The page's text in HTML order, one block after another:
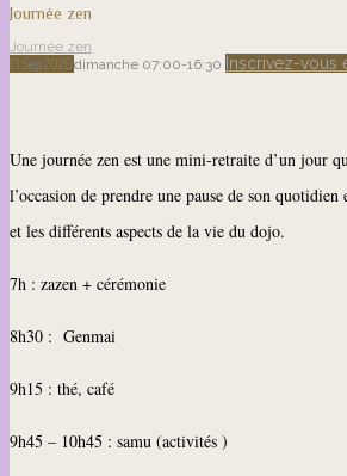
Journée zen
Journée zen
13 Sep2026dimanche 07:00-16:30 Inscrivez-vous
Une journée zen est une mini-retraite d’un jour
l’occasion de prendre une pause de son
et les différents aspects de la vie du dojo.
7h : zazen + cérémonie
8h30 : Genmai
9h15 : thé, café
9h45 – 10h45 : samu (activités )